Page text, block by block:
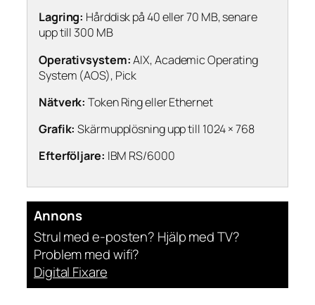
Lagring: Hårddisk på 40 eller 70 MB, senare
upp till 300 MB
Operativsystem:AIX, Academic Operating
System (AOS), Pick
Nätverk: Token Ring eller Ethernet
Grafik: Skärmupplösning upp till 1024 × 768
Efterföljare: IBM RS/6000
Annons
Strul med e-posten? Hjälp med TV?
Problem med wifi?
Digital Fixare